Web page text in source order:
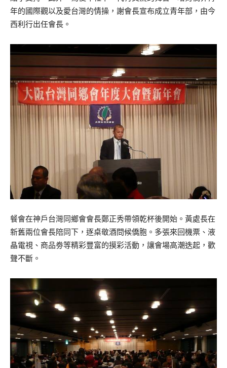
年的國際觀以及愛台灣的情操，謝會長宣布成立青年部，由今
西利行出任會長。
餐會在神戶台灣同鄉會會長鄭正秀帶領乾杯後開始。黃處長在
新舊兩位會長陪同下，逐桌敬酒問候僑胞。多張來回機票、液
晶電視、商品劵等精彩豐富的摸彩活動，讓會場高潮迭起，歡
聲不斷。